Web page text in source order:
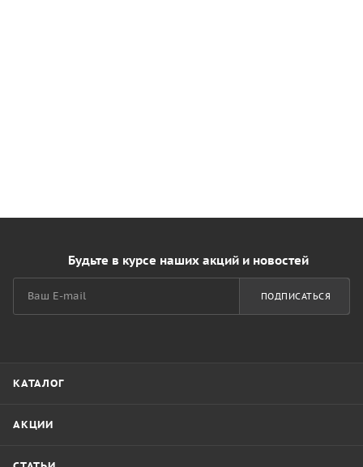
Будьте в курсе наших акций и новостей
ПОДПИСАТЬСЯ
КАТАЛОГ
АКЦИИ